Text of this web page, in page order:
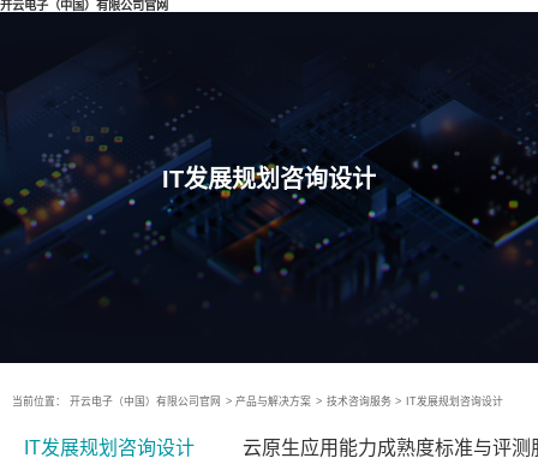
开云电子（中国）有限公司官网
IT发展规划咨询设计
当前位置： 开云电子（中国）有限公司官网 > 产品与解决方案 > 技术咨询服务 > IT发展规划咨询设计
IT发展规划咨询设计 云原生应用能力成熟度标准与评测